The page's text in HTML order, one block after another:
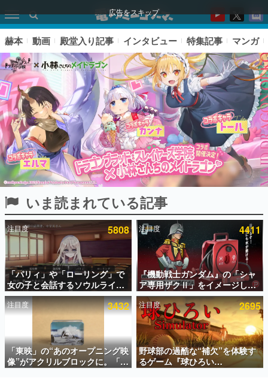
広告をスキップ
ピックアップ
電ファミのいま読まれている記事ランキング
アプリセール情報
インタビュー
連載・特集一覧
殿堂入り記事
SNS拡散数が数千以上！ ページビュー数万以上！ などな
ど。多くの人々に読まれた、電ファミ渾身の“殿堂入り”記
事をまとめました。
赫本 動画 殿堂入り記事 インタビュー 特集記事 マンガ
いま読まれている記事
注目度 5808
「パリィ」や「ローリング」で
女の子と会話するソウルライク
恋愛ゲーム『小早川さんはソウ
ルライク』無料公開。返事に失
敗すると「YOU DIED」
注目度 4411
『機動戦士ガンダム』の「シャ
ア専用ザクⅡ」をイメージした
散水ホースリールが予約開始。
本体にはシャアのパーソナルマ
ークやジオン公国軍のエンブレ
ム、型式番号などを配置
注目度 3432
「東映」の“あのオープニング映
像”がアクリルブロックに。「東
映ヒストリカル グッズコレクシ
注目度 2695
野球部の過酷な“補欠”を体験す
るゲーム『球ひろい
Simulator』が「1件」のウィッ